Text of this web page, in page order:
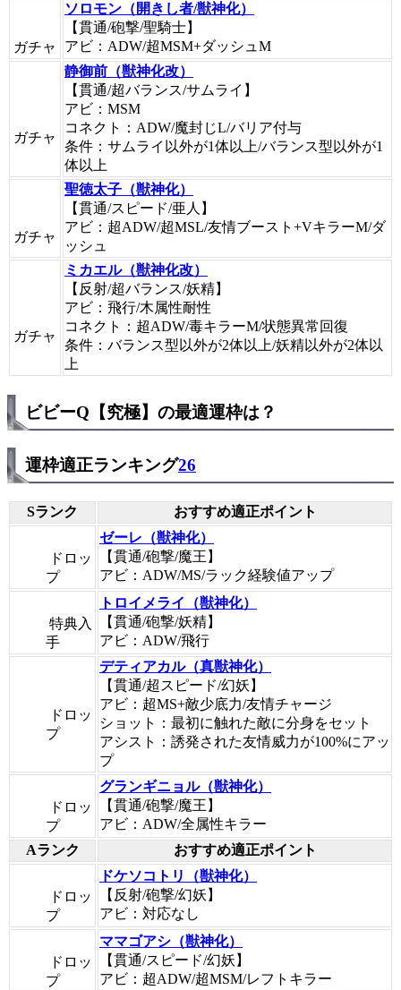
ガチャ
ソロモン（開きし者/獣神化）
【貫通/砲撃/聖騎士】
アビ：ADW/超MSM+ダッシュM
ガチャ
静御前（獣神化改）
【貫通/超バランス/サムライ】
アビ：MSM
コネクト：ADW/魔封じL/バリア付与
条件：サムライ以外が1体以上/バランス型以外が1
体以上
ガチャ
聖徳太子（獣神化）
【貫通/スピード/亜人】
アビ：超ADW/超MSL/友情ブースト+VキラーM/ダ
ッシュ
ガチャ
ミカエル（獣神化改）
【反射/超バランス/妖精】
アビ：飛行/木属性耐性
コネクト：超ADW/毒キラーM/状態異常回復
条件：バランス型以外が2体以上/妖精以外が2体以
上
ビビーQ【究極】の最適運枠は？
運枠適正ランキング26
Sランク おすすめ適正ポイント
ドロッ
プ
ゼーレ（獣神化）
【貫通/砲撃/魔王】
アビ：ADW/MS/ラック経験値アップ
特典入
手
トロイメライ（獣神化）
【貫通/砲撃/妖精】
アビ：ADW/飛行
ドロッ
プ
デティアカル（真獣神化）
【貫通/超スピード/幻妖】
アビ：超MS+敵少底力/友情チャージ
ショット：最初に触れた敵に分身をセット
アシスト：誘発された友情威力が100%にアッ
プ
ドロッ
プ
グランギニョル（獣神化）
【貫通/砲撃/魔王】
アビ：ADW/全属性キラー
Aランク
おすすめ適正ポイント
ドロッ
プ
ドケソコトリ（獣神化）
【反射/砲撃/幻妖】
アビ：対応なし
ドロッ
プ
ママゴアシ（獣神化）
【貫通/スピード/幻妖】
アビ：超ADW/超MSM/レフトキラー